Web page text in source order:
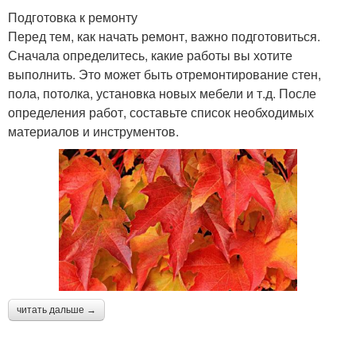
Подготовка к ремонту
Перед тем, как начать ремонт, важно подготовиться.
Сначала определитесь, какие работы вы хотите
выполнить. Это может быть отремонтирование стен,
пола, потолка, установка новых мебели и т.д. После
определения работ, составьте список необходимых
материалов и инструментов.
читать дальше →